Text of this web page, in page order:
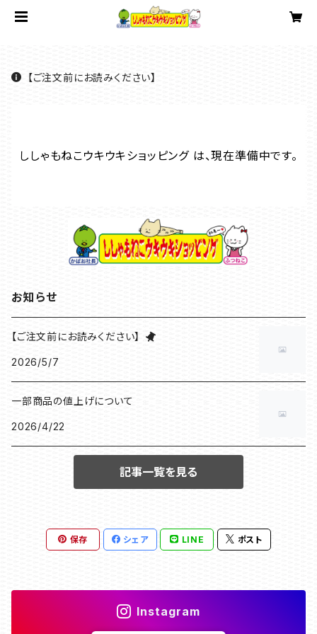
【ご注文前にお読みください】
ししゃもねこウキウキショッピング は、現在準備中です。
お知らせ
【ご注文前にお読みください】
2026/5/7
一部商品の値上げについて
2026/4/22
記事一覧を見る
保存 シェア LINE ポスト
Instagram